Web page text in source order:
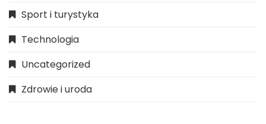
Sport i turystyka
Technologia
Uncategorized
Zdrowie i uroda